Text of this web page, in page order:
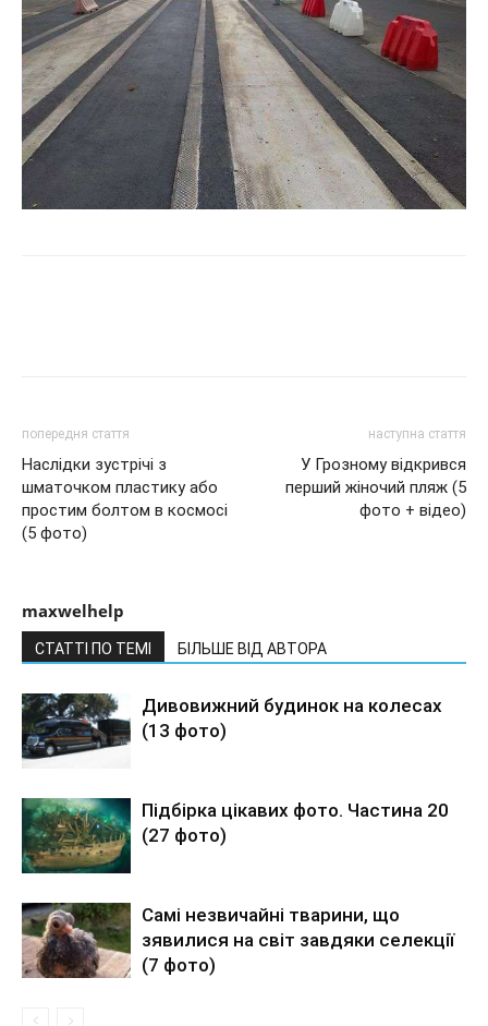
попередня стаття
Наслідки зустрічі з
шматочком пластику або
простим болтом в космосі
(5 фото)
наступна стаття
У Грозному відкрився
перший жіночий пляж (5
фото + відео)
maxwelhelp
СТАТТІ ПО ТЕМІ БІЛЬШЕ ВІД АВТОРА
Дивовижний будинок на колесах
(13 фото)
Підбірка цікавих фото. Частина 20
(27 фото)
Самі незвичайні тварини, що
зявилися на світ завдяки селекції
(7 фото)